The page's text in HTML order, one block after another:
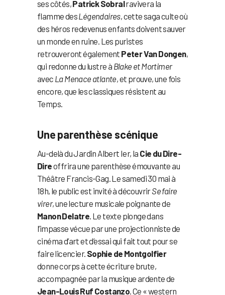
ses côtés,Patrick Sobralravivera la
flamme desLégendaires, cette saga culte où
des héros redevenus enfants doivent sauver
un monde en ruine. Les puristes
retrouveront également Peter Van Dongen,
qui redonne du lustre à Blake et Mortimer
avec La Menace atlante, et prouve, une fois
encore, que les classiques résistent au
Temps.
Une parenthèse scénique
Au-delà du Jardin Albert Ier, la Cie du Dire-
Direoffrira une parenthèse émouvante au
Théâtre Francis-Gag. Le samedi 30 mai à
18h, le public est invité à découvrirSe faire
virer, une lecture musicale poignante de
Manon Delatre . Le texte plonge dans
l’impasse vécue par une projectionniste de
cinéma d’art et d’essai qui fait tout pour se
faire licencier. Sophie de Montgolfier
donne corps à cette écriture brute,
accompagnée par la musique ardente de
Jean-Louis Ruf Costanzo . Ce « western